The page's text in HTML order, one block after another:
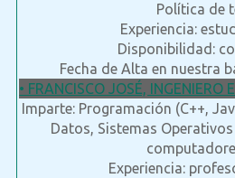
Política de
Experiencia:
Disponibilidad:
Fecha de Alta en nuestra
• FRANCISCO JOSÉ, INGENIERO
Imparte: Programación (C++,
Datos, Sistemas Operativos
Experiencia: